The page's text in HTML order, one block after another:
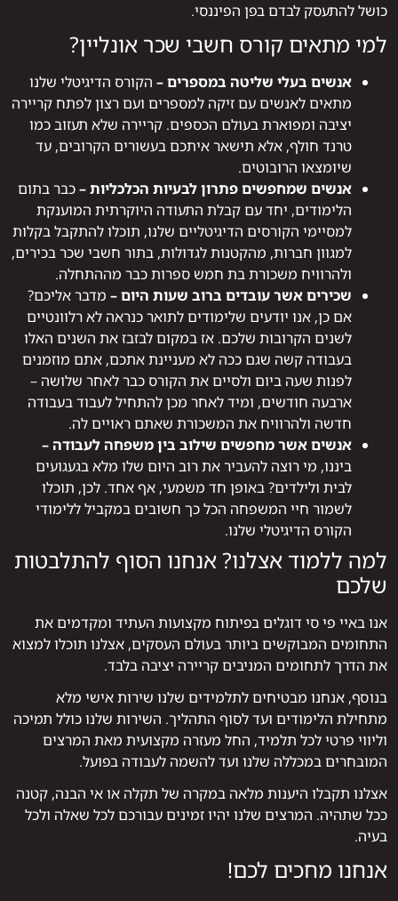
כושל להתעסק לבדם בפן הפיננסי.
למי מתאים קורס חשבי שכר אונליין?
אנשים בעלי שליטה במספרים – הקורס הדיגיטלי שלנו
מתאים לאנשים עם זיקה למספרים ועם רצון לפתח קריירה
יציבה ומפוארת בעולם הכספים. קריירה שלא תעזוב כמו
טרנד חולף, אלא תישאר איתכם בעשורים הקרובים, עד
שיומצאו הרובוטים.
אנשים שמחפשים פתרון לבעיות הכלכליות –כבר בתום
הלימודים, יחד עם קבלת התעודה היוקרתית המוענקת
למסיימי הקורסים הדיגיטליים שלנו, תוכלו להתקבל בקלות
למגוון חברות, מהקטנות לגדולות, בתור חשבי שכר בכירים,
ולהרוויח משכורת בת חמש ספרות כבר מההתחלה.
שכירים אשר עובדים ברוב שעות היום – מדבר אליכם?
אם כן, אנו יודעים שלימודים לתואר כנראה לא רלוונטיים
לשנים הקרובות שלכם. אז במקום לבזבז את השנים האלו
בעבודה קשה שגם ככה לא מעניינת אתכם, אתם מוזמנים
לפנות שעה ביום ולסיים את הקורס כבר לאחר שלושה –
ארבעה חודשים, ומיד לאחר מכן להתחיל לעבוד בעבודה
חדשה ולהרוויח את המשכורת שאתם ראויים לה.
אנשים אשר מחפשים שילוב בין משפחה לעבודה –
ביננו, מי רוצה להעביר את רוב היום שלו מלא בגעגועים
לבית ולילדים? באופן חד משמעי, אף אחד. לכן, תוכלו
לשמור חיי המשפחה הכל כך חשובים במקביל ללימודי
הקורס הדיגיטלי שלנו.
למה ללמוד אצלנו? אנחנו הסוף להתלבטות
שלכם
אנו באיי פי סי דוגלים בפיתוח מקצועות העתיד ומקדמים את
התחומים המבוקשים ביותר בעולם העסקים, אצלנו תוכלו למצוא
את הדרך לתחומים המניבים קריירה יציבה בלבד.
בנוסף, אנחנו מבטיחים לתלמידים שלנו שירות אישי מלא
מתחילת הלימודים ועד לסוף התהליך. השירות שלנו כולל תמיכה
וליווי פרטי לכל תלמיד, החל מעזרה מקצועית מאת המרצים
המובחרים במכללה שלנו ועד להשמה לעבודה בפועל.
אצלנו תקבלו היענות מלאה במקרה של תקלה או אי הבנה, קטנה
ככל שתהיה. המרצים שלנו יהיו זמינים עבורכם לכל שאלה ולכל
בעיה.
אנחנו מחכים לכם!